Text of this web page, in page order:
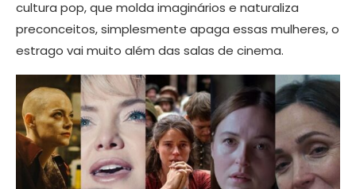
cultura pop, que molda imaginários e naturaliza
preconceitos, simplesmente apaga essas mulheres, o
estrago vai muito além das salas de cinema.